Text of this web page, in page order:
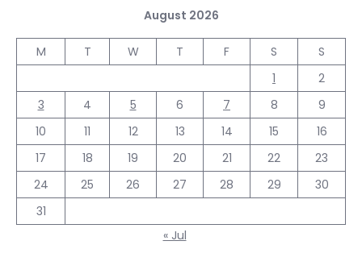
August 2026
M T W T F S
S
1
2
3
4 5 6 7 8
9
10
11 12 13 14 15
16
17
18 19 20 21 22
23
24
25 26 27 28 29
30
31
« Jul